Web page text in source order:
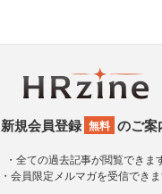
新規会員登録 無料 のご案
・全ての過去記事が閲覧できま
・会員限定メルマガを受信でき